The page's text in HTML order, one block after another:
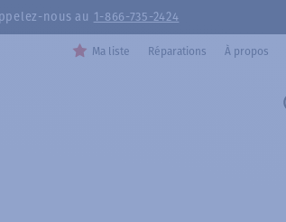
nous au 1-866-735-2424
Ma liste Réparations À propos